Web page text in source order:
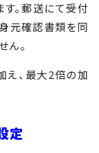
。郵送にて受付
元確認書類を同
ん。
、最大2倍の加
定